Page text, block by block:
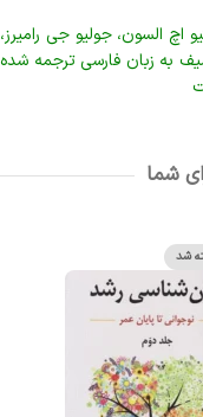
اچ السون، جولیو جی رامیرز،
به زبان فارسی ترجمه شده
شما
شد